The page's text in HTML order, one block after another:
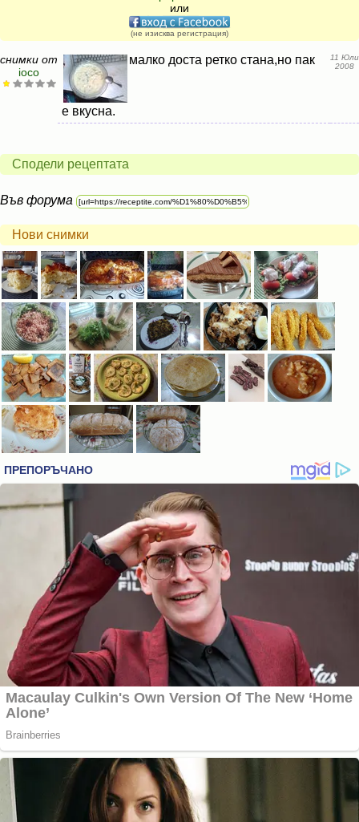
или
(не изисква регистрация)
снимки от
ioco
малко доста ретко стана,но пак
е вкусна.
11 Юли
2008
Сподели рецептата
Във форума
Нови снимки